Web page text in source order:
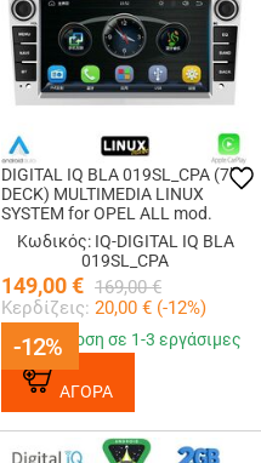
-12%
DIGITAL IQ BLA 019SL_CPA (7"
DECK) MULTIMEDIA LINUX
SYSTEM for OPEL ALL mod.
2003-2014 (SILVER)
Κωδικός: IQ-DIGITAL IQ BLA
019SL_CPA
149,00€ 169,00 €
Κερδίζεις: 20,00 € (-12%)
-12%
Παράδοση σε 1-3 εργάσιμες
ΑΓΟΡΑ